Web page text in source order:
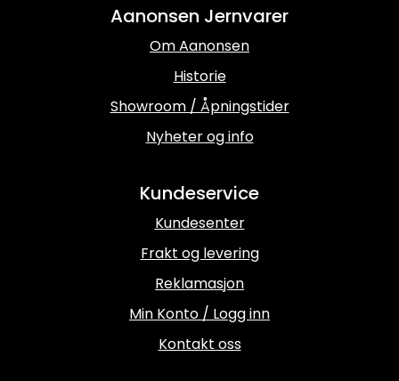
Aanonsen Jernvarer
Om Aanonsen
Historie
Showroom / Åpningstider
Nyheter og info
Kundeservice
Kundesenter
Frakt og levering
Reklamasjon
Min Konto / Logg inn
Kontakt oss